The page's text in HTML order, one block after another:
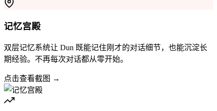
记忆宫殿
双层记忆系统让 Dun 既能记住刚才的对话细节，也能沉淀长
期经验。不再每次对话都从零开始。
点击查看截图 →